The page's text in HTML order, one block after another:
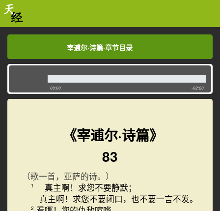
宰逋尔·诗篇·章节目录
宰逋尔·诗篇·章节目录
00:00 -02:20
《宰逋尔·诗篇》
83
（歌一首，亚萨的诗。）
1
真主啊！求您不要静默；
真主啊！求您不要闭口，也不要一言不发。
2